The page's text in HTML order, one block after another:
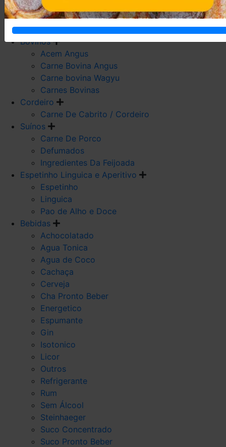
Carne De Frango
Carne De Galeto
Codorna
Bovinos
Acem Angus
Carne Bovina Angus
Carne bovina Wagyu
Carnes Bovinas
Cordeiro
Carne De Cabrito / Cordeiro
Suínos
Carne De Porco
Defumados
Ingredientes Da Feijoada
Espetinho Linguica e Aperitivo
Espetinho
Linguica
Pao de Alho e Doce
Bebidas
Achocolatado
Agua Tonica
Agua de Coco
Cachaça
Cerveja
Cha Pronto Beber
Energetico
Espumante
Gin
Isotonico
Licor
Outros
Refrigerante
Rum
Sem Álcool
Steinhaeger
Suco Concentrado
Suco Pronto Beber